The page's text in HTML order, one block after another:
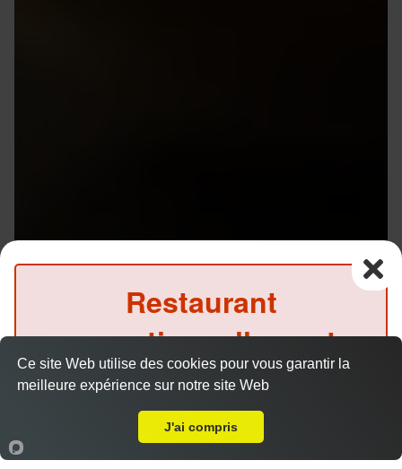
Accueil Panier Compte
Restaurant
exceptionnellement
fermé ce soir
(Précommande possible)
Ce site Web utilise des cookies pour vous garantir la
meilleure expérience sur notre site Web
J'ai compris